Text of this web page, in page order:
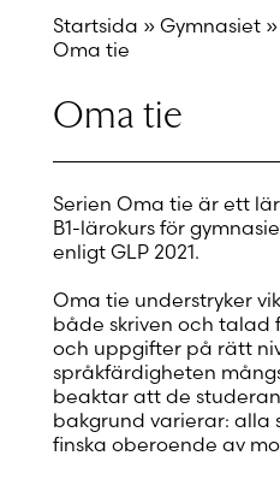
Startsida »Gymnasiet »
Oma tie
Oma tie
Serien Oma tie är ett
B1-lärokurs för
enligt GLP 2021.
Oma tie understryker
både skriven och talad
och uppgifter på rätt
språkfärdigheten
beaktar att de
bakgrund varierar: alla
finska oberoende av